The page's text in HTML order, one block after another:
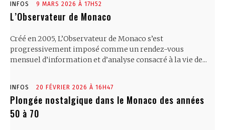
INFOS 9 MARS 2026 À 17H52
L’Observateur de Monaco
Créé en 2005, L’Observateur de Monaco s’est
progressivement imposé comme un rendez-vous
mensuel d’information et d’analyse consacré à la vie de...
INFOS 20 FÉVRIER 2026 À 16H47
Plongée nostalgique dans le Monaco des années
50 à 70